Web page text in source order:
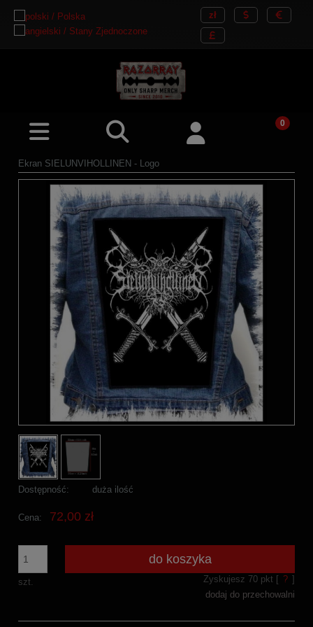
Ekran SIELUNVIHOLLINEN - Logo
Dostępność: duża ilość
Cena: 72,00 zł
szt.
do koszyka
Zyskujesz 70pkt [ ? ]
dodaj do przechowalni